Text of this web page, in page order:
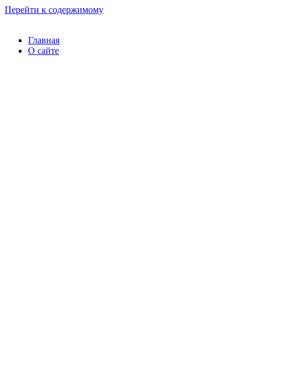
Перейти к содержимому
Главная
О сайте